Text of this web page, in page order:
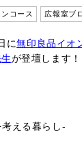
コース 広報室ブ
に無印良品イオ
が登壇します！
える暮らし-